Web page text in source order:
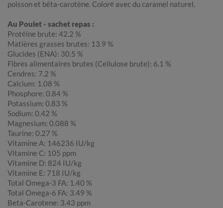
poisson et bêta-carotène. Coloré avec du caramel naturel.
Au Poulet - sachet repas :
Protéine brute: 42.2 %
Matières grasses brutes: 13.9 %
Glucides (ENA): 30.5 %
Fibres alimentaires brutes (Cellulose brute): 6.1 %
Cendres: 7.2 %
Calcium: 1.08 %
Phosphore: 0.84 %
Potassium: 0.83 %
Sodium: 0.42 %
Magnesium: 0.088 %
Taurine: 0.27 %
Vitamine A: 146236 IU/kg
Vitamine C: 105 ppm
Vitamine D: 824 IU/kg
Vitamine E: 718 IU/kg
Total Omega-3 FA: 1.40 %
Total Omega-6 FA: 3.49 %
Beta-Carotene: 3.43 ppm